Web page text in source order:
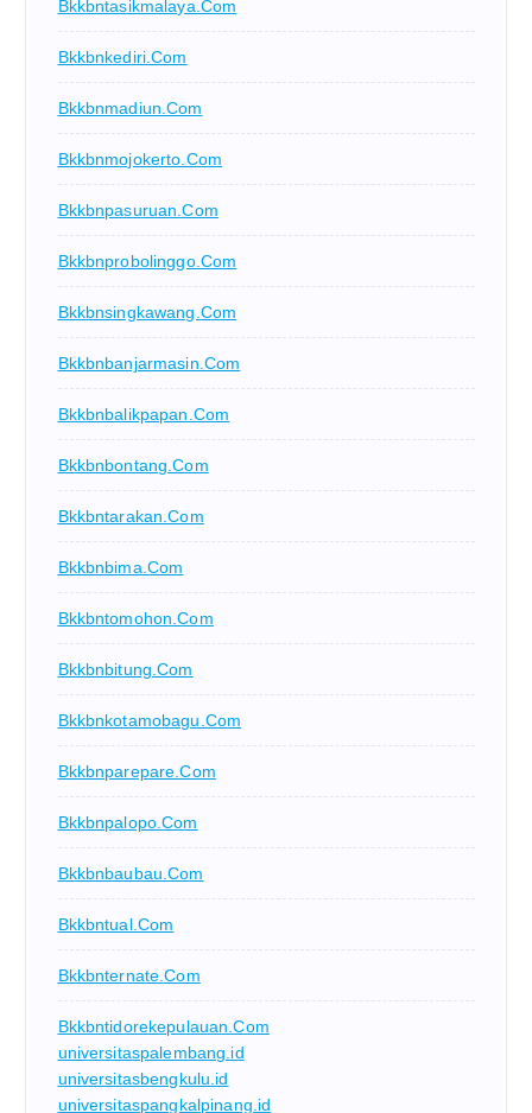
Bkkbntasikmalaya.com
Bkkbnkediri.com
Bkkbnmadiun.com
Bkkbnmojokerto.com
Bkkbnpasuruan.com
Bkkbnprobolinggo.com
Bkkbnsingkawang.com
Bkkbnbanjarmasin.com
Bkkbnbalikpapan.com
Bkkbnbontang.com
Bkkbntarakan.com
Bkkbnbima.com
Bkkbntomohon.com
Bkkbnbitung.com
Bkkbnkotamobagu.com
Bkkbnparepare.com
Bkkbnpalopo.com
Bkkbnbaubau.com
Bkkbntual.com
Bkkbnternate.com
Bkkbntidorekepulauan.com
universitaspalembang.id
universitasbengkulu.id
universitaspangkalpinang.id